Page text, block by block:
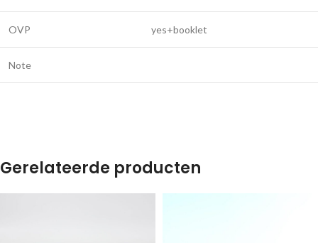
OVP yes+booklet
Note
Gerelateerde producten